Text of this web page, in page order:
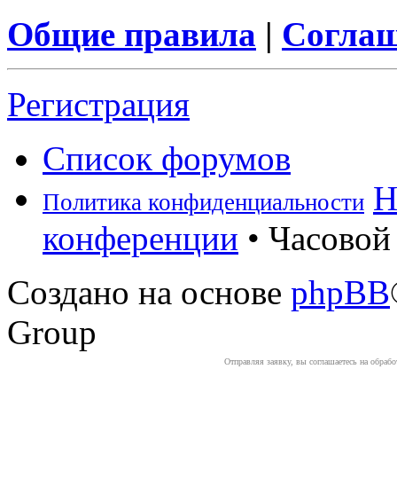
Общие правила |
Регистрация
Список форумов
Политика конфиденциальности
конференции •
Создано на основе phpBB
Group
Отправляя заявку, вы соглашаетесь на